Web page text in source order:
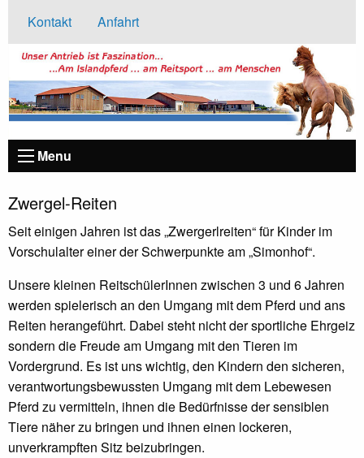
Kontakt Anfahrt
Menu
Zwergel-Reiten
Seit einigen Jahren ist das „Zwergerlreiten“ für Kinder im
Vorschulalter einer der Schwerpunkte am „Simonhof“.
Unsere kleinen ReitschülerInnen zwischen 3 und 6 Jahren
werden spielerisch an den Umgang mit dem Pferd und ans
Reiten herangeführt. Dabei steht nicht der sportliche Ehrgeiz
sondern die Freude am Umgang mit den Tieren im
Vordergrund. Es ist uns wichtig, den Kindern den sicheren,
verantwortungsbewussten Umgang mit dem Lebewesen
Pferd zu vermitteln, ihnen die Bedürfnisse der sensiblen
Tiere näher zu bringen und ihnen einen lockeren,
unverkrampften Sitz beizubringen.